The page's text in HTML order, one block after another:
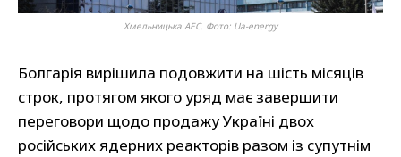
Хмельницька АЕС. Фото: Ua-energy
Болгарія вирішила подовжити на шість місяців
строк, протягом якого уряд має завершити
переговори щодо продажу Україні двох
російських ядерних реакторів разом із супутнім